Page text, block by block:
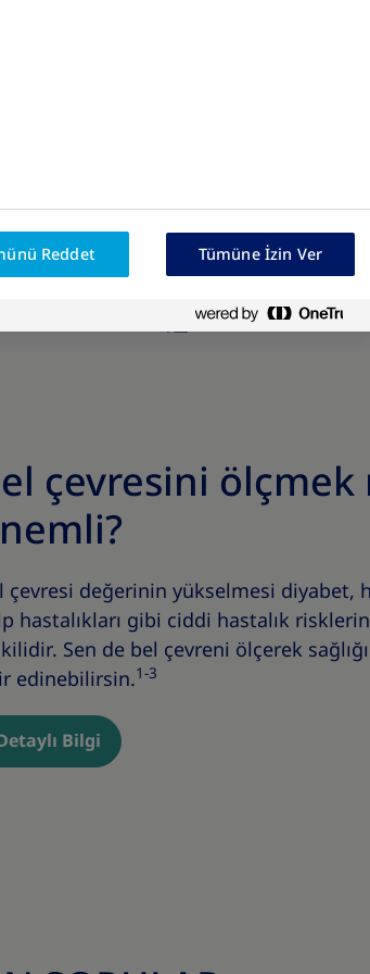
çevresini ölçmek
çevresi değerinin yükselmesi diyabet,
hastalıkları gibi ciddi hastalık
Sen de bel çevreni ölçerek
edinebilirsin.1-3
Bilgi
Reddet Tümüne İzin Ver